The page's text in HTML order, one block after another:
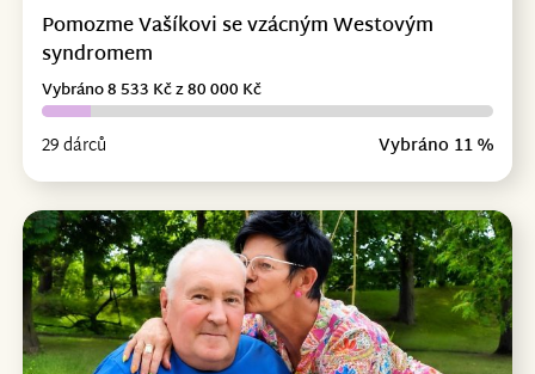
Pomozme Vašíkovi se vzácným Westovým
syndromem
29 dárců Vybráno 11 %
Vybráno 8 533 Kč z 80 000 Kč